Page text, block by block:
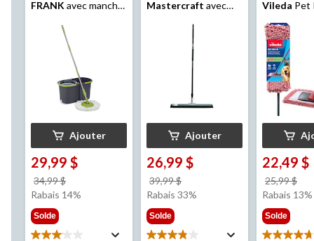
FRANK avec manche
Ajouter
29,99 $
34,99 $
était
Rabais 14%
Solde
Mastercraft avec
Ajouter
26,99 $
39,99 $
était
Rabais 33%
Solde
Vileda Pet
22,49 $
25,99 $
Rabais 13%
Solde